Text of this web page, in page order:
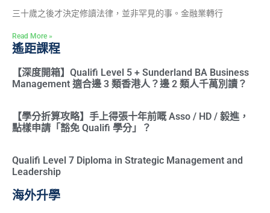
三十歲之後才決定修讀法律，並非罕見的事。金融業轉行
Read More »
遙距課程
【深度開箱】Qualifi Level 5 + Sunderland BA Business
Management 適合邊 3 類香港人？邊 2 類人千萬別讀？
【學分折算攻略】手上得張十年前嘅 Asso / HD / 毅進，
點樣申請「豁免 Qualifi 學分」？
Qualifi Level 7 Diploma in Strategic Management and
Leadership
海外升學